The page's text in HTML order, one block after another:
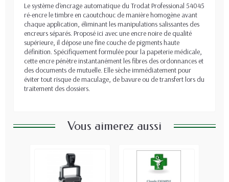
Le système d'encrage automatique du Trodat Professional 54045
ré-encre le timbre en caoutchouc de manière homogène avant
chaque application, éliminant les manipulations salissantes des
encreurs séparés. Proposé ici avec une encre noire de qualité
supérieure, il dépose une fine couche de pigments haute
définition. Spécifiquement formulée pour la papeterie médicale,
cette encre pénètre instantanément les fibres des ordonnances et
des documents de mutuelle. Elle sèche immédiatement pour
éviter tout risque de maculage, de bavure ou de transfert lors du
traitement des dossiers.
Vous aimerez aussi